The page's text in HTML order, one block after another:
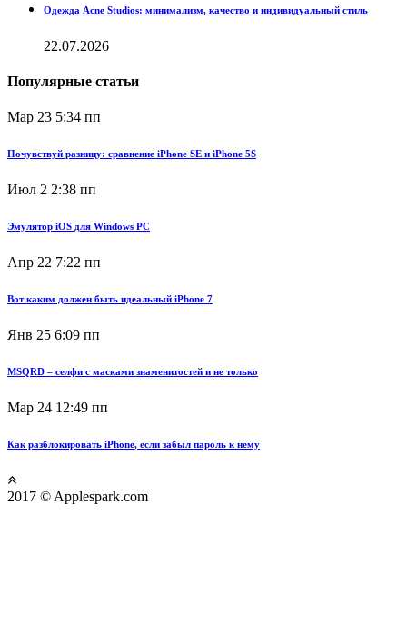
Одежда Acne Studios: минимализм, качество и индивидуальный стиль
22.07.2026
Популярные статьи
Мар 23 5:34 пп
Почувствуй разницу: сравнение iPhone SE и iPhone 5S
Июл 2 2:38 пп
Эмулятор iOS для Windows PC
Апр 22 7:22 пп
Вот каким должен быть идеальный iPhone 7
Янв 25 6:09 пп
MSQRD – селфи с масками знаменитостей и не только
Мар 24 12:49 пп
Как разблокировать iPhone, если забыл пароль к нему
2017 © Applespark.com